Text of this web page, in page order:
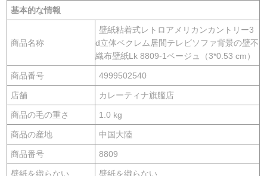
基本的な情報
商品名称
壁紙粘着式レトロアメリカンカントリー3
d立体ベクレム居間テレビソファ背景の壁不
織布壁紙Lk 8809-1ベージュ（3*0.53 cm）
商品番号 4999502540
店舗 カレーティナ旗艦店
商品の毛の重さ 1.0 kg
商品の産地 中国大陸
商品番号 8809
壁紙を織らない 壁紙を織らない